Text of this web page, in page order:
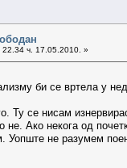
22.34 ч. 17.05.2010. »
би се вртела у
Ту се нисам
не. Ако некога од
Уопште не разумем